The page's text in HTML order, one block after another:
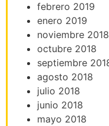
febrero 2019
enero 2019
noviembre 2018
octubre 2018
septiembre
agosto 2018
julio 2018
junio 2018
mayo 2018